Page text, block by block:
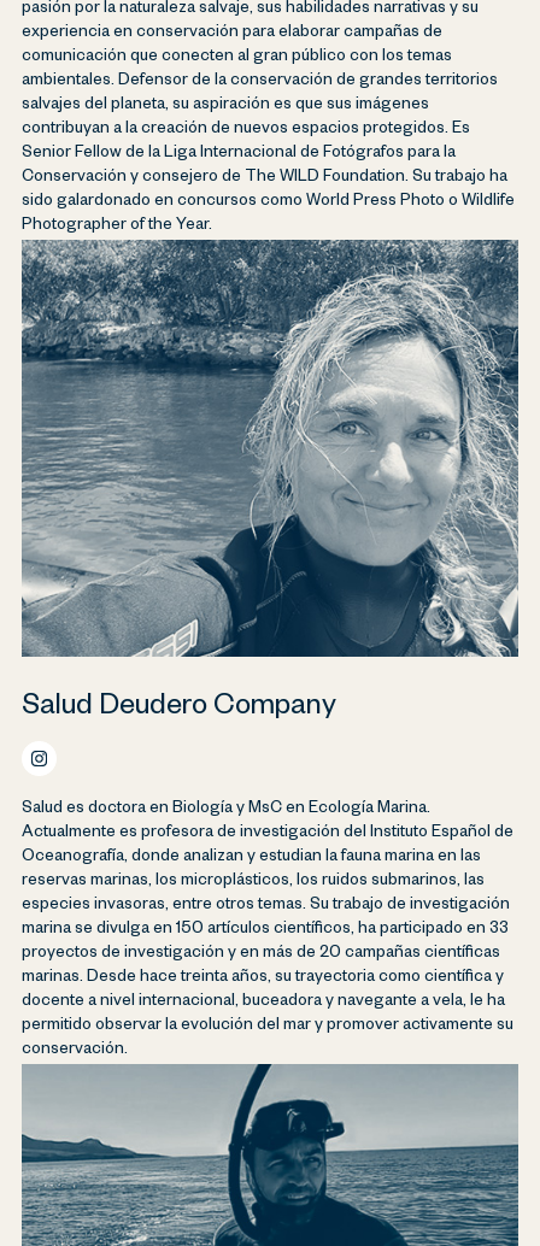
pasión por la naturaleza salvaje, sus habilidades narrativas y su
experiencia en conservación para elaborar campañas de
comunicación que conecten al gran público con los temas
ambientales. Defensor de la conservación de grandes territorios
salvajes del planeta, su aspiración es que sus imágenes
contribuyan a la creación de nuevos espacios protegidos. Es
Senior Fellow de la Liga Internacional de Fotógrafos para la
Conservación y consejero de The WILD Foundation. Su trabajo ha
sido galardonado en concursos como World Press Photo o Wildlife
Photographer of the Year.
Salud Deudero Company
Salud es doctora en Biología y MsC en Ecología Marina.
Actualmente es profesora de investigación del Instituto Español de
Oceanografía, donde analizan y estudian la fauna marina en las
reservas marinas, los microplásticos, los ruidos submarinos, las
especies invasoras, entre otros temas. Su trabajo de investigación
marina se divulga en 150 artículos científicos, ha participado en 33
proyectos de investigación y en más de 20 campañas científicas
marinas. Desde hace treinta años, su trayectoria como científica y
docente a nivel internacional, buceadora y navegante a vela, le ha
permitido observar la evolución del mar y promover activamente su
conservación.